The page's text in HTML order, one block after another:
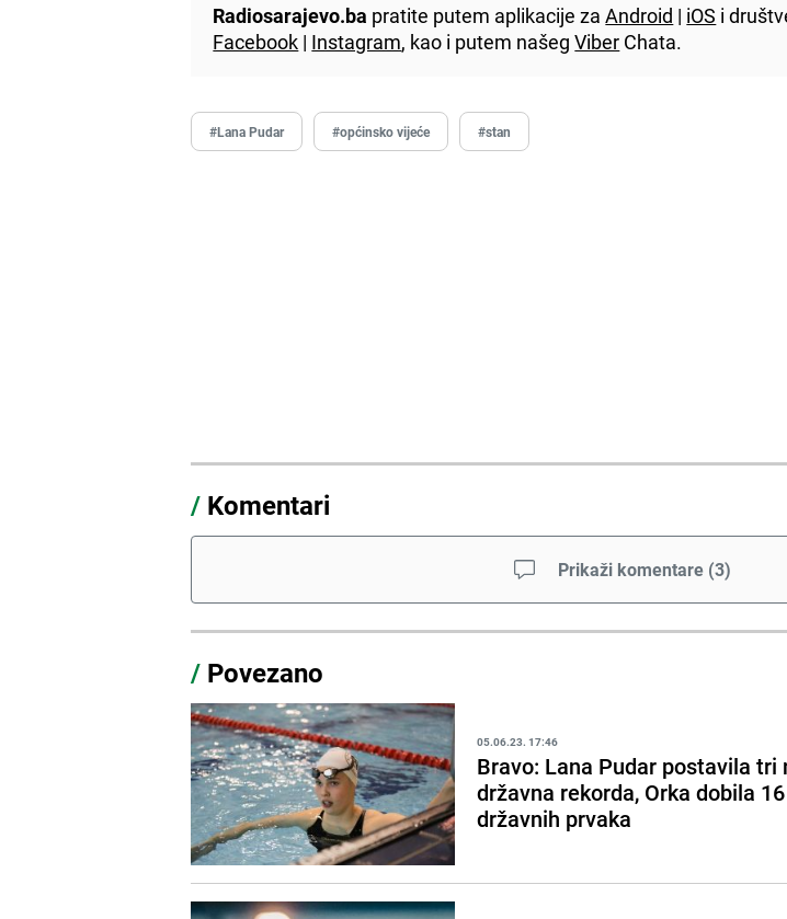
Radiosarajevo.ba pratite putem aplikacije zaAndroid | iOS i
Facebook | Instagram, kao i putem našegViber Chata.
#Lana Pudar #općinsko vijeće #stan
/ Komentari
Prikaži komentare (3)
/ Povezano
05.06.23. 17:46
Bravo: Lana Pudar postavila tri
državna rekorda, Orka dobila
državnih prvaka